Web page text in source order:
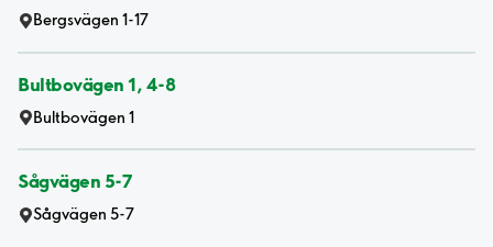
Bergsvägen 1-17
Bultbovägen 1, 4-8
Bultbovägen 1
Sågvägen 5-7
Sågvägen 5-7